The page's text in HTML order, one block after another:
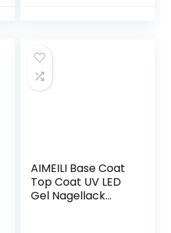
Gel-
Entfernungsclip
AIMEILI Base Coat
Top Coat UV LED
Gel Nagellack